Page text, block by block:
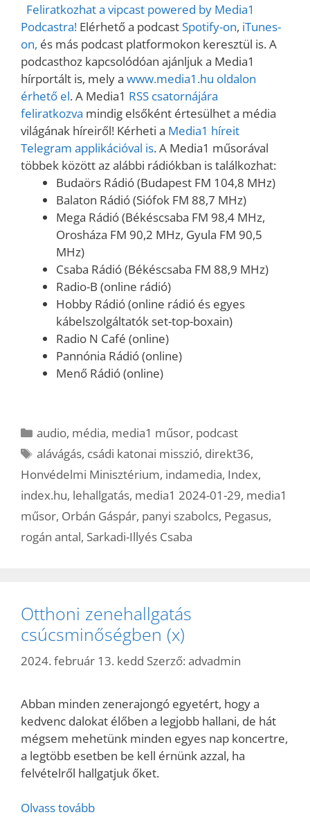
Feliratkozhat a vipcast powered by Media1
Podcastra! Elérhető a podcastSpotify-on, iTunes-
on, és más podcast platformokon keresztül is. A
podcasthoz kapcsolódóan ajánljuk a Media1
hírportált is, mely a www.media1.hu oldalon
érhető el. A Media1 RSS csatornájára
feliratkozva mindig elsőként értesülhet a média
világának híreiről! Kérheti a Media1 híreit
Telegram applikációval is. A Media1 műsorával
többek között az alábbi rádiókban is találkozhat:
Budaörs Rádió (Budapest FM 104,8 MHz)
Balaton Rádió (Siófok FM 88,7 MHz)
Mega Rádió (Békéscsaba FM 98,4 MHz,
Orosháza FM 90,2 MHz, Gyula FM 90,5
MHz)
Csaba Rádió (Békéscsaba FM 88,9 MHz)
Radio-B (online rádió)
Hobby Rádió (online rádió és egyes
kábelszolgáltatók set-top-boxain)
Radio N Café (online)
Pannónia Rádió (online)
Menő Rádió (online)
Kategória
audio, média, media1 műsor, podcast
Címkék
alávágás, csádi katonai misszió, direkt36,
Honvédelmi Minisztérium, indamedia, Index,
index.hu, lehallgatás, media1 2024-01-29, media1
műsor, Orbán Gáspár, panyi szabolcs, Pegasus,
rogán antal, Sarkadi-Illyés Csaba
Otthoni zenehallgatás
csúcsminőségben (x)
2024. február 13. kedd Szerző: advadmin
Abban minden zenerajongó egyetért, hogy a
kedvenc dalokat élőben a legjobb hallani, de hát
mégsem mehetünk minden egyes nap koncertre,
a legtöbb esetben be kell érnünk azzal, ha
felvételről hallgatjuk őket.
Olvass tovább